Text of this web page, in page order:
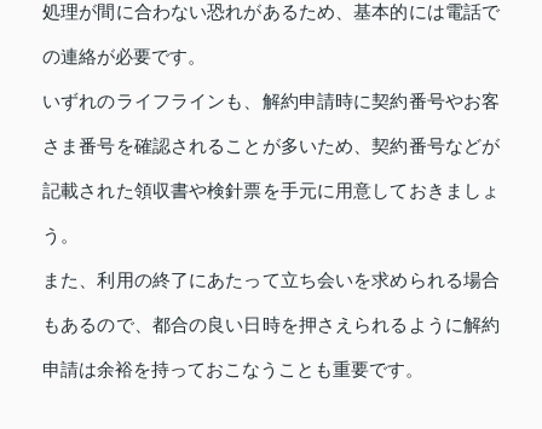
処理が間に合わない恐れがあるため、基本的には電話で
の連絡が必要です。
いずれのライフラインも、解約申請時に契約番号やお客
さま番号を確認されることが多いため、契約番号などが
記載された領収書や検針票を手元に用意しておきましょ
う。
また、利用の終了にあたって立ち会いを求められる場合
もあるので、都合の良い日時を押さえられるように解約
申請は余裕を持っておこなうことも重要です。